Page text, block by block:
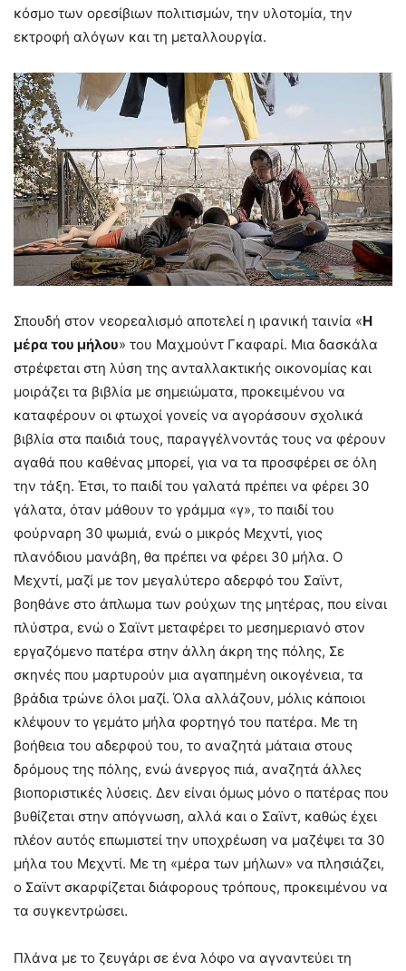
κόσμο των ορεσίβιων πολιτισμών, την υλοτομία, την
εκτροφή αλόγων και τη μεταλλουργία.
Σπουδή στον νεορεαλισμό αποτελεί η ιρανική ταινία «Η
μέρα του μήλου» του Μαχμούντ Γκαφαρί. Μια δασκάλα
στρέφεται στη λύση της ανταλλακτικής οικονομίας και
μοιράζει τα βιβλία με σημειώματα, προκειμένου να
καταφέρουν οι φτωχοί γονείς να αγοράσουν σχολικά
βιβλία στα παιδιά τους, παραγγέλνοντάς τους να φέρουν
αγαθά που καθένας μπορεί, για να τα προσφέρει σε όλη
την τάξη. Έτσι, το παιδί του γαλατά πρέπει να φέρει 30
γάλατα, όταν μάθουν το γράμμα «γ», το παιδί του
φούρναρη 30 ψωμιά, ενώ ο μικρός Μεχντί, γιος
πλανόδιου μανάβη, θα πρέπει να φέρει 30 μήλα. Ο
Μεχντί, μαζί με τον μεγαλύτερο αδερφό του Σαϊντ,
βοηθάνε στο άπλωμα των ρούχων της μητέρας, που είναι
πλύστρα, ενώ ο Σαϊντ μεταφέρει το μεσημεριανό στον
εργαζόμενο πατέρα στην άλλη άκρη της πόλης, Σε
σκηνές που μαρτυρούν μια αγαπημένη οικογένεια, τα
βράδια τρώνε όλοι μαζί. Όλα αλλάζουν, μόλις κάποιοι
κλέψουν το γεμάτο μήλα φορτηγό του πατέρα. Με τη
βοήθεια του αδερφού του, το αναζητά μάταια στους
δρόμους της πόλης, ενώ άνεργος πιά, αναζητά άλλες
βιοποριστικές λύσεις. Δεν είναι όμως μόνο ο πατέρας που
βυθίζεται στην απόγνωση, αλλά και ο Σαϊντ, καθώς έχει
πλέον αυτός επωμιστεί την υποχρέωση να μαζέψει τα 30
μήλα του Μεχντί. Με τη «μέρα των μήλων» να πλησιάζει,
ο Σαϊντ σκαρφίζεται διάφορους τρόπους, προκειμένου να
τα συγκεντρώσει.
Πλάνα με το ζευγάρι σε ένα λόφο να αγναντεύει τη